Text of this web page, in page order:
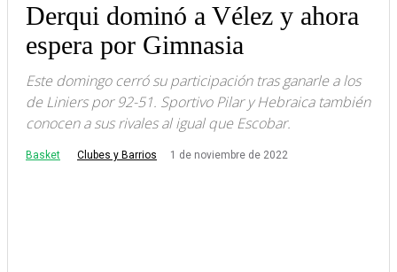
Derqui dominó a Vélez y ahora
espera por Gimnasia
Este domingo cerró su participación tras ganarle a los
de Liniers por 92-51. Sportivo Pilar y Hebraica también
conocen a sus rivales al igual que Escobar.
Basket Clubes y Barrios 1 de noviembre de 2022